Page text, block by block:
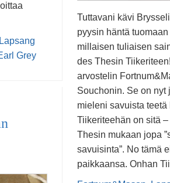
Tuttavani kävi
pyysin häntä
millaisen tuliaisen
des Thesin
arvostelin
Souchonin. Se on nyt
mieleni savuista teetä
Tiikeriteehän on sitä
Thesin mukaan jopa
savuisinta”. No tämä
paikkaansa. Onhan
Lapsang
Grey